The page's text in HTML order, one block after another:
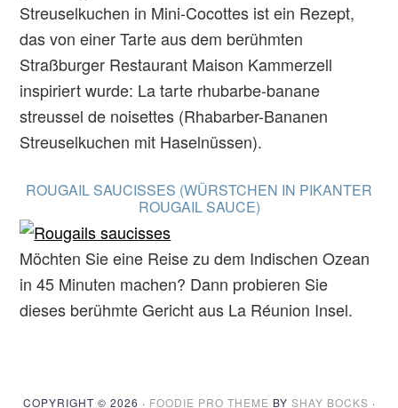
Streuselkuchen in Mini-Cocottes ist ein Rezept,
das von einer Tarte aus dem berühmten
Straßburger Restaurant Maison Kammerzell
inspiriert wurde: La tarte rhubarbe-banane
streussel de noisettes (Rhabarber-Bananen
Streuselkuchen mit Haselnüssen).
ROUGAIL SAUCISSES (WÜRSTCHEN IN PIKANTER
ROUGAIL SAUCE)
Möchten Sie eine Reise zu dem Indischen Ozean
in 45 Minuten machen? Dann probieren Sie
dieses berühmte Gericht aus La Réunion Insel.
COPYRIGHT © 2026 · FOODIE PRO THEME BY SHAY BOCKS ·